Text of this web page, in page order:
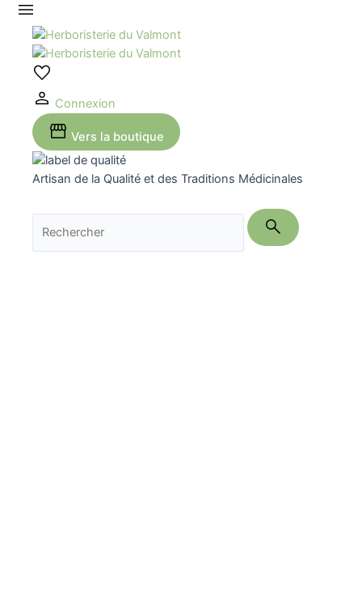
Aller
contenu
Connexion
Vers la boutique
Artisan de la Qualité et des Traditions Médicinales